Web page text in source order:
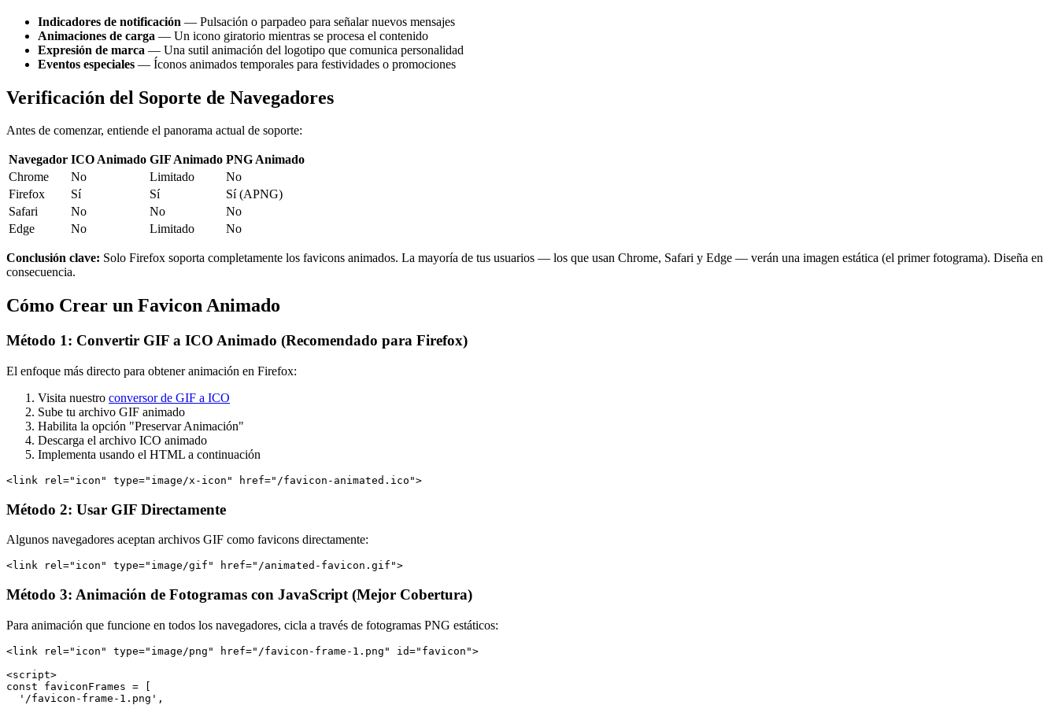
Indicadores de notificación — Pulsación o parpadeo para señalar nuevos mensajes
Animaciones de carga — Un icono giratorio mientras se procesa el contenido
Expresión de marca — Una sutil animación del logotipo que comunica personalidad
Eventos especiales — Íconos animados temporales para festividades o promociones
Verificación del Soporte de Navegadores
Antes de comenzar, entiende el panorama actual de soporte:
Navegador ICO Animado GIF Animado PNG Animado
Chrome
No Limitado
No
Firefox
Sí Sí
Sí (APNG)
Safari
No No
No
Edge
No Limitado No
Conclusión clave: Solo Firefox soporta completamente los favicons animados. La mayoría de tus usuarios — los que usan Chrome, Safari y Edge — verán una imagen estática (el primer fotograma). Diseña en
consecuencia.
Cómo Crear un Favicon Animado
Método 1: Convertir GIF a ICO Animado (Recomendado para Firefox)
El enfoque más directo para obtener animación en Firefox:
Visita nuestro conversor de GIF a ICO
Sube tu archivo GIF animado
Habilita la opción "Preservar Animación"
Descarga el archivo ICO animado
Implementa usando el HTML a continuación
Método 2: Usar GIF Directamente
Algunos navegadores aceptan archivos GIF como favicons directamente:
Método 3: Animación de Fotogramas con JavaScript (Mejor Cobertura)
Para animación que funcione en todos los navegadores, cicla a través de fotogramas PNG estáticos:
<link rel="icon" type="image/png" href="/favicon-frame-1.png" id="favicon">
<script>
const faviconFrames = [
  '/favicon-frame-1.png',